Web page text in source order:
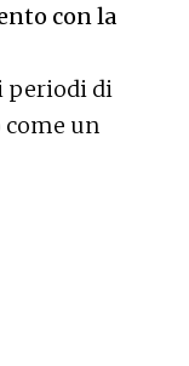
con la
periodi di
un